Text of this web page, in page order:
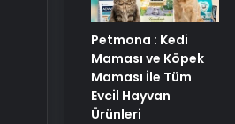
Petmona : Kedi
Maması ve Köpek
Maması İle Tüm
Evcil Hayvan
Ürünleri